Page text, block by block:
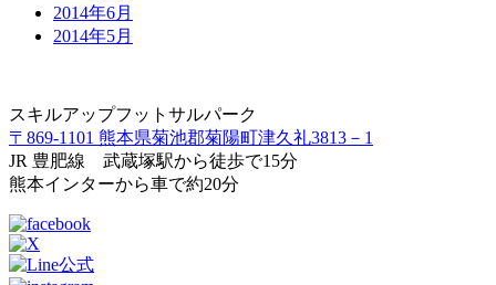
2014年6月
2014年5月
スキルアップフットサルパーク
〒869-1101 熊本県菊池郡菊陽町津久礼3813－1
JR 豊肥線 武蔵塚駅から徒歩で15分
熊本インターから車で約20分